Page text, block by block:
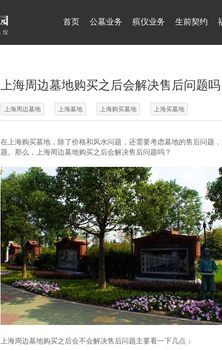
首页 公墓业务 殡仪业务 生前契约
上海周边墓地购买之后会解决售后问题吗
上海周边墓地 上海墓地 上海购买墓地 上海买墓地
在上海购买墓地，除了价格和风水问题，还需要考虑墓地的售后问题
题。那么，上海周边墓地购买之后会解决售后问题吗？
上海周边墓地购买之后会不会解决售后问题主要看一下几点：